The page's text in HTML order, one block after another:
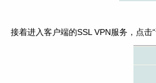
接着进入客户端的SSL VPN服务，点击